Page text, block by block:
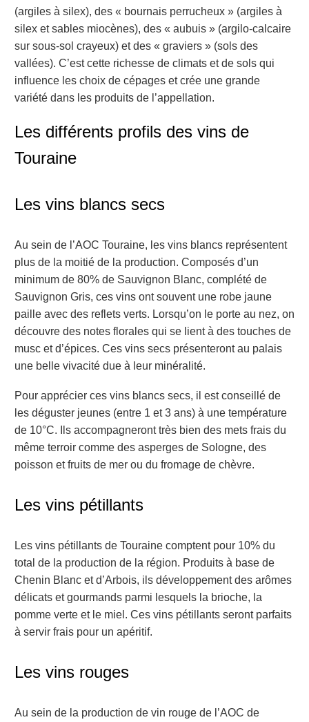
(argiles à silex), des « bournais perrucheux » (argiles à
silex et sables miocènes), des « aubuis » (argilo-calcaire
sur sous-sol crayeux) et des « graviers » (sols des
vallées). C’est cette richesse de climats et de sols qui
influence les choix de cépages et crée une grande
variété dans les produits de l’appellation.
Les différents profils des vins de
Touraine
Les vins blancs secs
Au sein de l’AOC Touraine, les vins blancs représentent
plus de la moitié de la production. Composés d’un
minimum de 80% de Sauvignon Blanc, complété de
Sauvignon Gris, ces vins ont souvent une robe jaune
paille avec des reflets verts. Lorsqu’on le porte au nez, on
découvre des notes florales qui se lient à des touches de
musc et d’épices. Ces vins secs présenteront au palais
une belle vivacité due à leur minéralité.
Pour apprécier ces vins blancs secs, il est conseillé de
les déguster jeunes (entre 1 et 3 ans) à une température
de 10°C. Ils accompagneront très bien des mets frais du
même terroir comme des asperges de Sologne, des
poisson et fruits de mer ou du fromage de chèvre.
Les vins pétillants
Les vins pétillants de Touraine comptent pour 10% du
total de la production de la région. Produits à base de
Chenin Blanc et d’Arbois, ils développement des arômes
délicats et gourmands parmi lesquels la brioche, la
pomme verte et le miel. Ces vins pétillants seront parfaits
à servir frais pour un apéritif.
Les vins rouges
Au sein de la production de vin rouge de l’AOC de